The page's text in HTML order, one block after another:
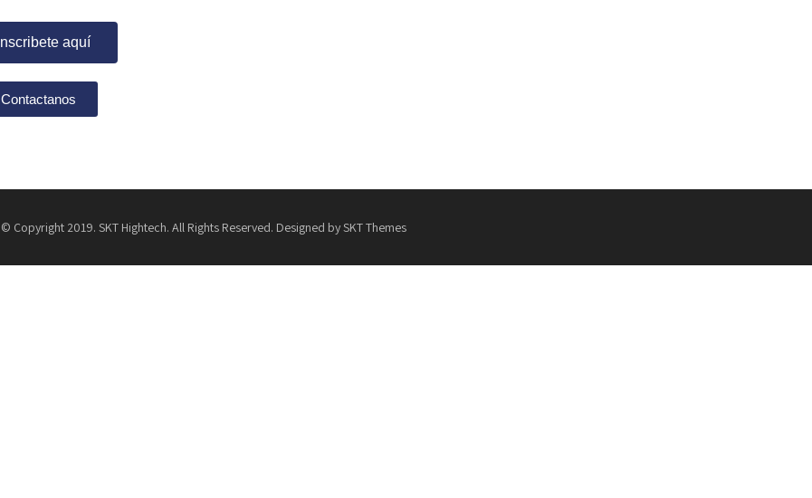
Inscribete aquí
Contactanos
© Copyright 2019. SKT Hightech. All Rights Reserved. Designed by SKT Themes